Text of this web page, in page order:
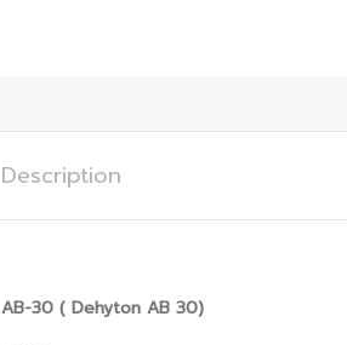
Description
AB-30 ( Dehyton AB 30)